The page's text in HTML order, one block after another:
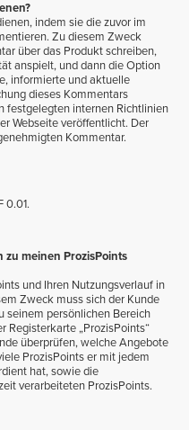
indem sie die zuvor im
Zu diesem Zweck
über das Produkt schreiben,
anspielt, und dann die Option
informierte und aktuelle
dieses Kommentars
festgelegten internen Richtlinien
Webseite veröffentlicht. Der
Kommentar.
0.01.
meinen ProzisPoints
und Ihren Nutzungsverlauf in
Zweck muss sich der Kunde
seinem persönlichen Bereich
Registerkarte „ProzisPoints“
überprüfen, welche Angebote
ProzisPoints er mit jedem
hat, sowie die
verarbeiteten ProzisPoints.